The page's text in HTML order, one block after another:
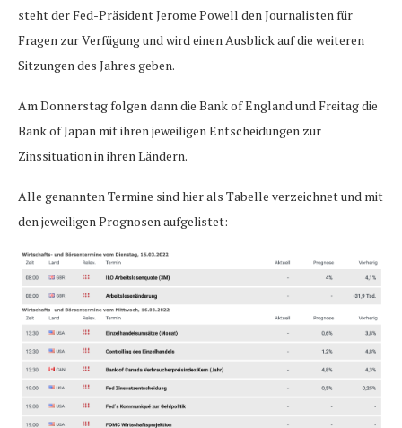
steht der Fed-Präsident Jerome Powell den Journalisten für
Fragen zur Verfügung und wird einen Ausblick auf die weiteren
Sitzungen des Jahres geben.
Am Donnerstag folgen dann die Bank of England und Freitag die
Bank of Japan mit ihren jeweiligen Entscheidungen zur
Zinssituation in ihren Ländern.
Alle genannten Termine sind hier als Tabelle verzeichnet und mit
den jeweiligen Prognosen aufgelistet: